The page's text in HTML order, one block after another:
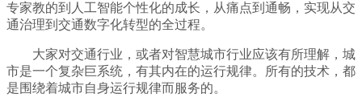
专家教的到人工智能个性化的成长，从痛点到通畅，实现从交
通治理到交通数字化转型的全过程。
大家对交通行业，或者对智慧城市行业应该有所理解，城
市是一个复杂巨系统，有其内在的运行规律。所有的技术，都
是围绕着城市自身运行规律而服务的。